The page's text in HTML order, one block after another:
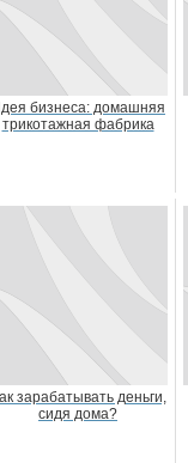
бизнеса: домашняя
трикотажная фабрика
зарабатывать деньги,
сидя дома?